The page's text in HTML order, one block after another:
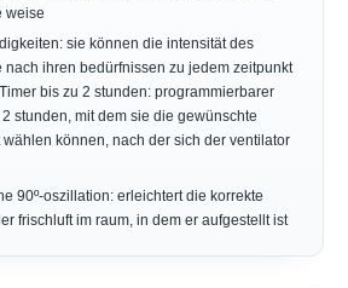
weise
sie können die intensität des
nach ihren bedürfnissen zu jedem zeitpunkt
bis zu 2 stunden: programmierbarer
stunden, mit dem sie die gewünschte
wählen können, nach der sich der ventilator
90º-oszillation: erleichtert die korrekte
frischluft im raum, in dem er aufgestellt ist